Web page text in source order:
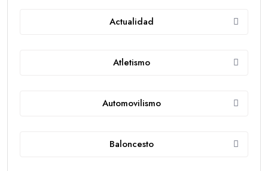
Actualidad
Atletismo
Automovilismo
Baloncesto